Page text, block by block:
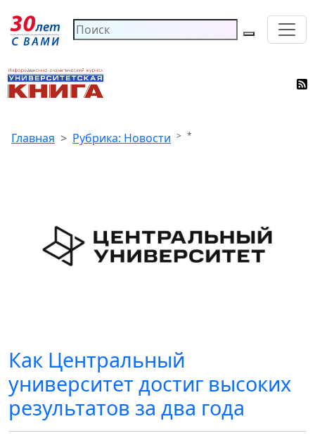
Главная Рубрика: Новости *
Как Центральный
университет достиг высоких
результатов за два года